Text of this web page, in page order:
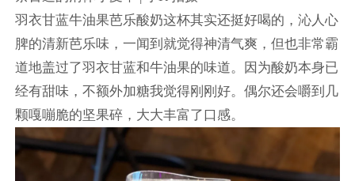
羽衣甘蓝牛油果芭乐酸奶这杯其实还挺好喝的，沁人心
脾的清新芭乐味，一闻到就觉得神清气爽，但也非常霸
道地盖过了羽衣甘蓝和牛油果的味道。因为酸奶本身已
经有甜味，不额外加糖我觉得刚刚好。偶尔还会嚼到几
颗嘎嘣脆的坚果碎，大大丰富了口感。